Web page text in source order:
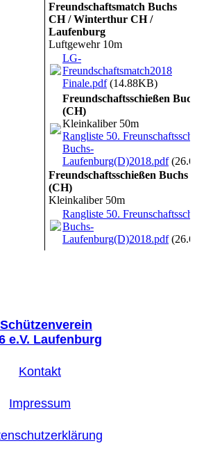
Freundschaftsmatch Buchs
CH / Winterthur CH /
Laufenburg
Luftgewehr 10m
LG-
Freundschaftsmatch2018
Finale.pdf(14.88KB)
Freundschaftsschießen Buchs
(CH)
Kleinkaliber 50m
Rangliste 50.
Buchs-
Laufenburg(D)2018.pdf
Freundschaftsschießen Buchs
(CH)
Kleinkaliber 50m
Rangliste 50.
Buchs-
Laufenburg(D)2018.pdf
Schützenverein
e.V. Laufenburg
Kontakt
Impressum